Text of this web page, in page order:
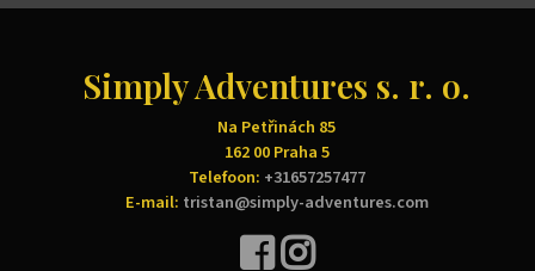
Simply Adventures s. r. o.
Na Petřinách 85
162 00 Praha 5
Telefoon: +31657257477
E-mail: tristan@simply-adventures.com